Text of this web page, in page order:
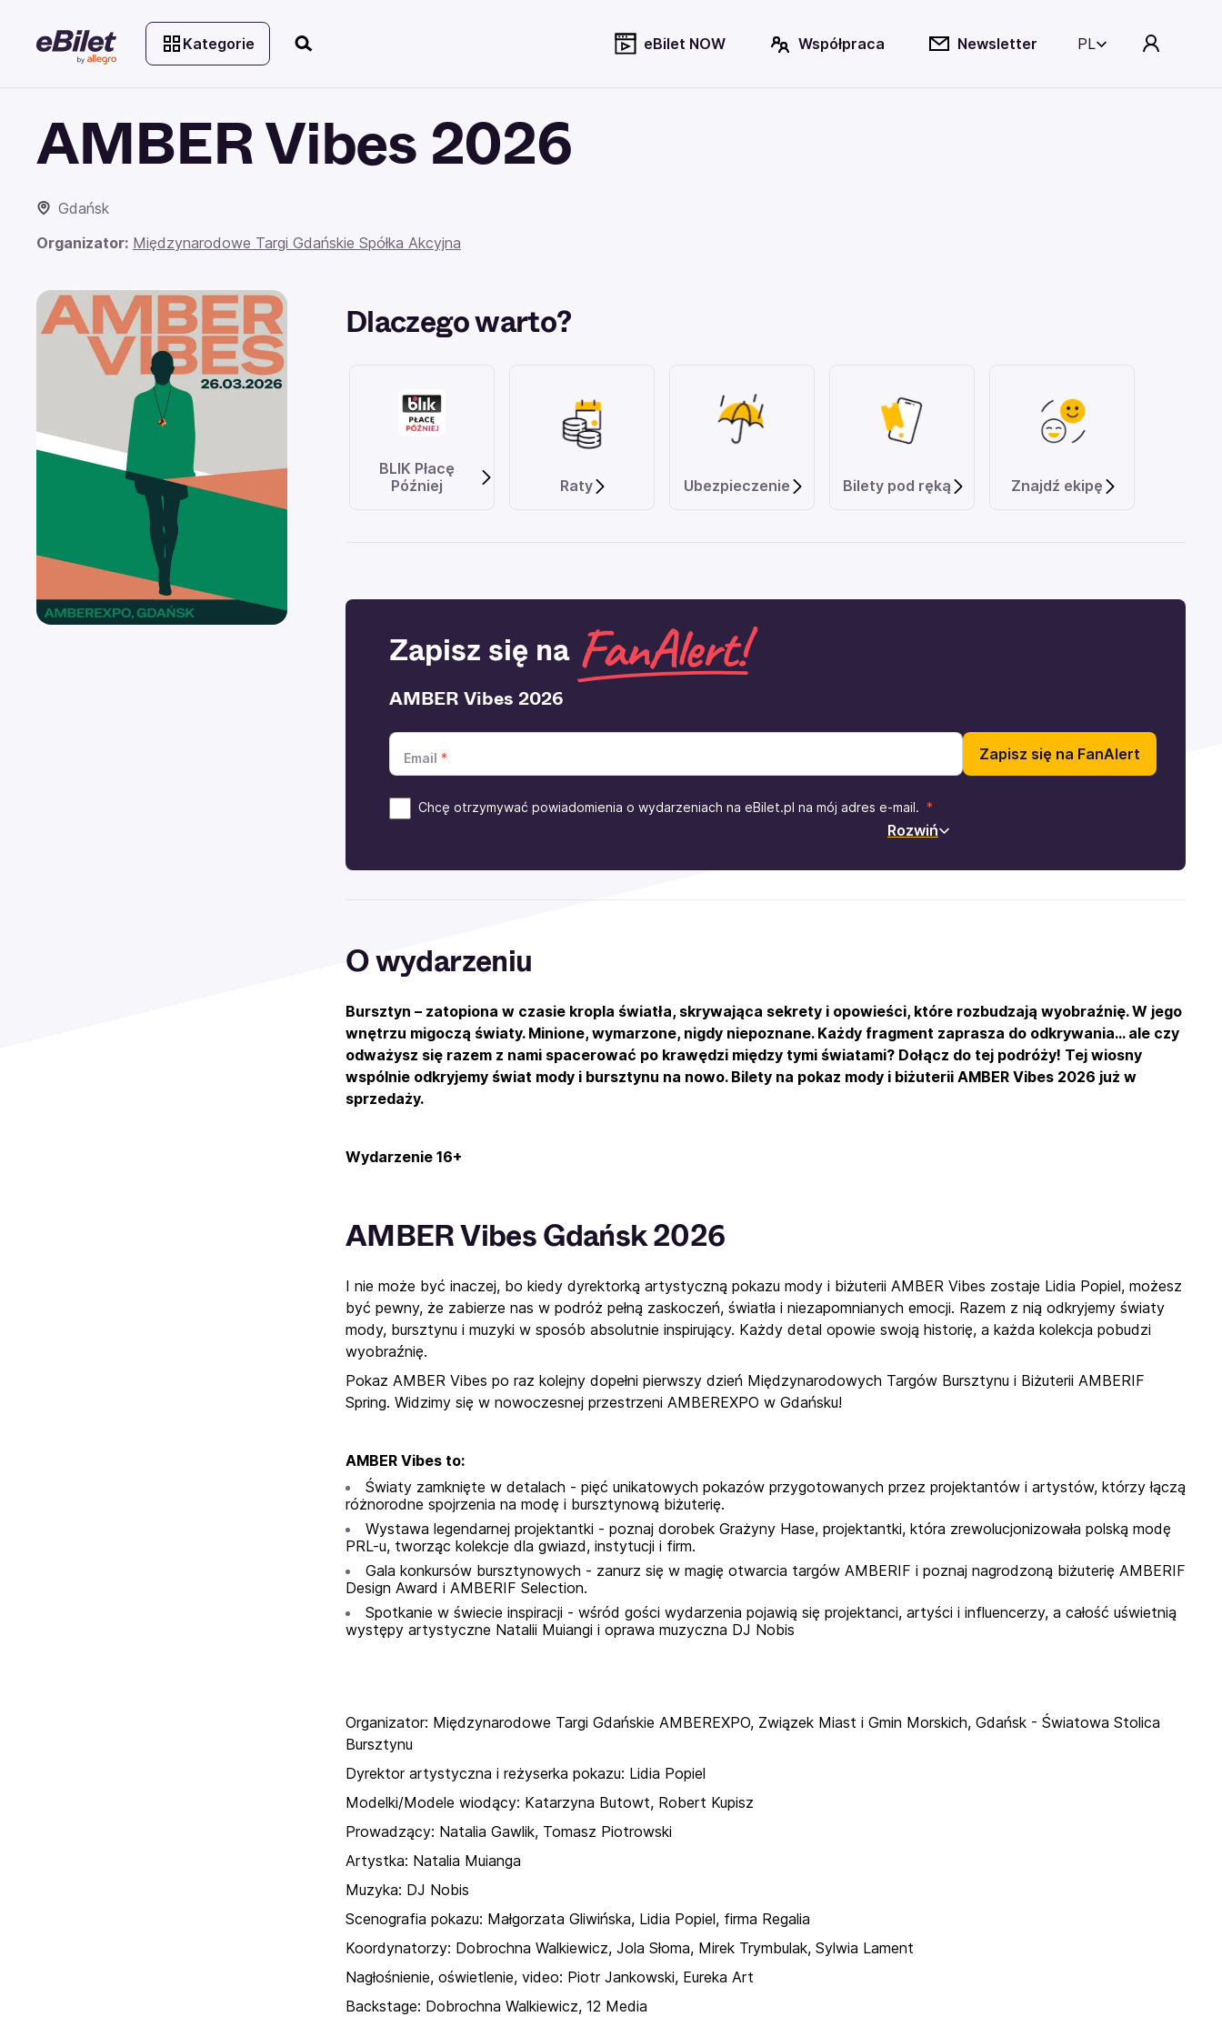
Kategorie eBilet NOW Współpraca Newsletter PL
AMBER Vibes 2026
Gdańsk
Organizator: Międzynarodowe Targi Gdańskie Spółka Akcyjna
Dlaczego warto?
BLIK Płacę
Później
Raty Ubezpieczenie Bilety pod ręką Znajdź ekipę
Zapisz się na
AMBER Vibes 2026
Email Zapisz się na FanAlert
Chcę otrzymywać powiadomienia o wydarzeniach na eBilet.pl na mój adres e-mail.
Rozwiń
O wydarzeniu
Bursztyn – zatopiona w czasie kropla światła, skrywająca sekrety i opowieści, które rozbudzają wyobraźnię. W jego
wnętrzu migoczą światy. Minione, wymarzone, nigdy niepoznane. Każdy fragment zaprasza do odkrywania… ale czy
odważysz się razem z nami spacerować po krawędzi między tymi światami? Dołącz do tej podróży! Tej wiosny
wspólnie odkryjemy świat mody i bursztynu na nowo. Bilety na pokaz mody i biżuterii AMBER Vibes 2026 już w
sprzedaży.
Wydarzenie 16+
AMBER Vibes Gdańsk 2026
I nie może być inaczej, bo kiedy dyrektorką artystyczną pokazu mody i biżuterii AMBER Vibes zostaje Lidia Popiel, możesz
być pewny, że zabierze nas w podróż pełną zaskoczeń, światła i niezapomnianych emocji. Razem z nią odkryjemy światy
mody, bursztynu i muzyki w sposób absolutnie inspirujący. Każdy detal opowie swoją historię, a każda kolekcja pobudzi
wyobraźnię.
Pokaz AMBER Vibes po raz kolejny dopełni pierwszy dzień Międzynarodowych Targów Bursztynu i Biżuterii AMBERIF
Spring. Widzimy się w nowoczesnej przestrzeni AMBEREXPO w Gdańsku!
AMBER Vibes to:
Światy zamknięte w detalach - pięć unikatowych pokazów przygotowanych przez projektantów i artystów, którzy łączą
różnorodne spojrzenia na modę i bursztynową biżuterię.
Wystawa legendarnej projektantki - poznaj dorobek Grażyny Hase, projektantki, która zrewolucjonizowała polską modę
PRL-u, tworząc kolekcje dla gwiazd, instytucji i firm.
Gala konkursów bursztynowych - zanurz się w magię otwarcia targów AMBERIF i poznaj nagrodzoną biżuterię AMBERIF
Design Award i AMBERIF Selection.
Spotkanie w świecie inspiracji - wśród gości wydarzenia pojawią się projektanci, artyści i influencerzy, a całość uświetnią
występy artystyczne Natalii Muiangi i oprawa muzyczna DJ Nobis
Organizator: Międzynarodowe Targi Gdańskie AMBEREXPO, Związek Miast i Gmin Morskich, Gdańsk - Światowa Stolica
Bursztynu
Dyrektor artystyczna i reżyserka pokazu: Lidia Popiel
Modelki/Modele wiodący: Katarzyna Butowt, Robert Kupisz
Prowadzący: Natalia Gawlik, Tomasz Piotrowski
Artystka: Natalia Muianga
Muzyka: DJ Nobis
Scenografia pokazu: Małgorzata Gliwińska, Lidia Popiel, firma Regalia
Koordynatorzy: Dobrochna Walkiewicz, Jola Słoma, Mirek Trymbulak, Sylwia Lament
Nagłośnienie, oświetlenie, video: Piotr Jankowski, Eureka Art
Backstage: Dobrochna Walkiewicz, 12 Media